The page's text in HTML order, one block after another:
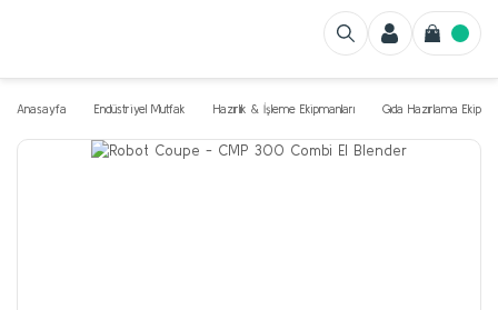
Anasayfa Endüstriyel Mutfak Hazırlık & İşleme Ekipmanları Gıda Hazırlama